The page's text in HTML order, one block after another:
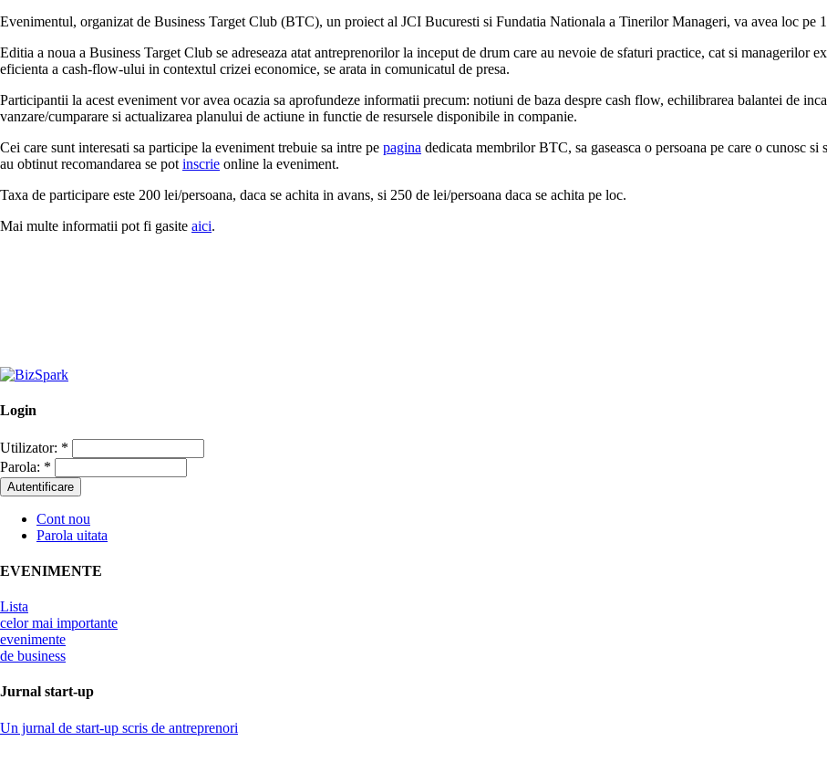
Evenimentul, organizat de Business Target Club (BTC), un proiect al JCI Bucuresti si Fundatia Nationala a Tinerilor Manageri, va avea loc pe
Editia a noua a Business Target Club se adreseaza atat antreprenorilor la inceput de drum care au nevoie de sfaturi practice, cat si managerilor
eficienta a cash-flow-ului in contextul crizei economice, se arata in comunicatul de presa.
Participantii la acest eveniment vor avea ocazia sa aprofundeze informatii precum: notiuni de baza despre cash flow, echilibrarea balantei de
vanzare/cumparare si actualizarea planului de actiune in functie de resursele disponibile in companie.
Cei care sunt interesati sa participe la eveniment trebuie sa intre pe pagina dedicata membrilor BTC, sa gaseasca o persoana pe care o cunosc
au obtinut recomandarea se pot inscrie online la eveniment.
Taxa de participare este 200 lei/persoana, daca se achita in avans, si 250 de lei/persoana daca se achita pe loc.
Mai multe informatii pot fi gasite aici.
Login
Utilizator: *
Parola: *
Cont nou
Parola uitata
EVENIMENTE
Lista
celor mai importante
evenimente
de business
Jurnal start-up
Un jurnal de start-up scris de antreprenori